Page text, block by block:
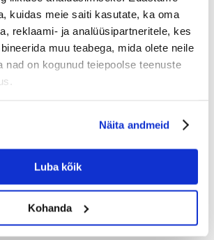
kuidas meie saiti kasutate, ka oma
reklaami- ja analüüsipartneritele, kes
muu teabega, mida olete neile
nad on kogunud teiepoolse teenuste
Näita andmeid
Luba kõik
Kohanda
(Püha Hubertuse koer) -
ja jälgi armastav jahikoer - mis muud on
selle nimi ja miks kutsutakse teda